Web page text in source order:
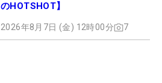
のHOTSHOT】
2026年8月7日 (金) 12時00分 7